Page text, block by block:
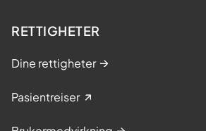
RETTIGHETER
Dine rettigheter
Pasientreiser